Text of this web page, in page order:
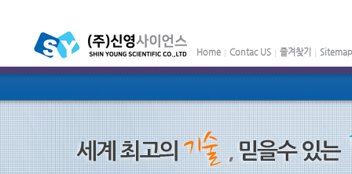
Home Contac US 즐겨찾기 Sitemap